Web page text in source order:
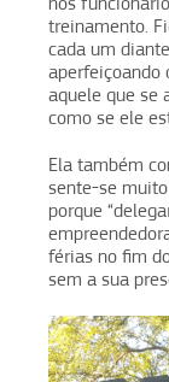
treinamento.
cada um
aperfeiçoando
aquele que se
como se ele
Ela também
sente-se
porque
férias no fim
sem a sua